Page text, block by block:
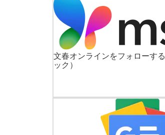
文春オンラインをフォローする
ック）